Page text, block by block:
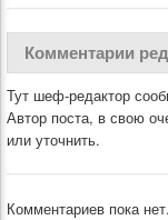
Комментарии
Тут шеф-редактор
Автор поста, в свою
или уточнить.
Комментариев пока нет.